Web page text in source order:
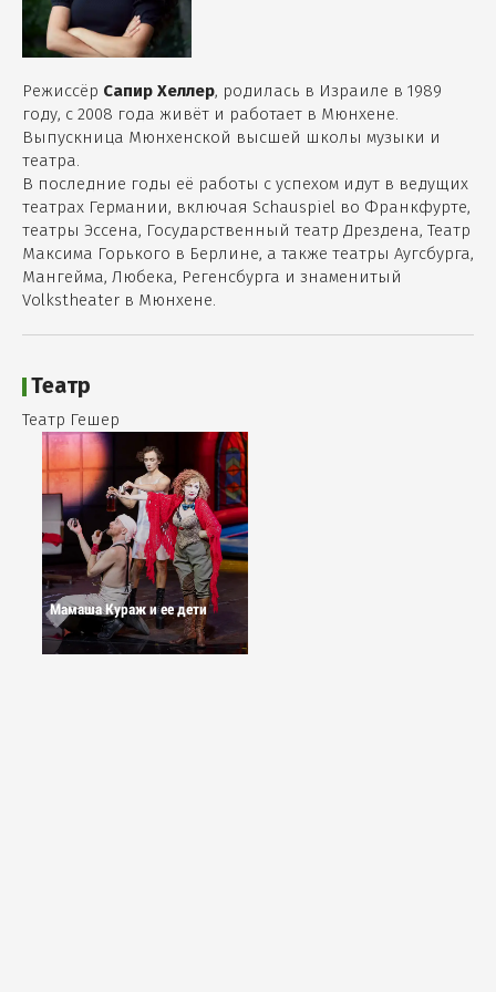
Режиссёр Сапир Хеллер, родилась в Израиле в 1989
году, с 2008 года живёт и работает в Мюнхене.
Выпускница Мюнхенской высшей школы музыки и
театра.
В последние годы её работы с успехом идут в ведущих
театрах Германии, включая Schauspiel во Франкфурте,
театры Эссена, Государственный театр Дрездена, Театр
Максима Горького в Берлине, а также театры Аугсбурга,
Мангейма, Любека, Регенсбурга и знаменитый
Volkstheater в Мюнхене.
Театр
Театр Гешер
Мамаша Кураж и ее дети